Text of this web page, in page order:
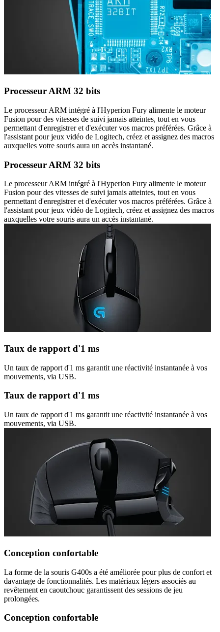
Processeur ARM 32 bits
Le processeur ARM intégré à l'Hyperion Fury alimente le moteur
Fusion pour des vitesses de suivi jamais atteintes, tout en vous
permettant d'enregistrer et d'exécuter vos macros préférées. Grâce à
l'assistant pour jeux vidéo de Logitech, créez et assignez des macros
auxquelles votre souris aura un accès instantané.
Processeur ARM 32 bits
Le processeur ARM intégré à l'Hyperion Fury alimente le moteur
Fusion pour des vitesses de suivi jamais atteintes, tout en vous
permettant d'enregistrer et d'exécuter vos macros préférées. Grâce à
l'assistant pour jeux vidéo de Logitech, créez et assignez des macros
auxquelles votre souris aura un accès instantané.
Taux de rapport d'1 ms
Un taux de rapport d'1 ms garantit une réactivité instantanée à vos
mouvements, via USB.
Taux de rapport d'1 ms
Un taux de rapport d'1 ms garantit une réactivité instantanée à vos
mouvements, via USB.
Conception confortable
La forme de la souris G400s a été améliorée pour plus de confort et
davantage de fonctionnalités. Les matériaux légers associés au
revêtement en caoutchouc garantissent des sessions de jeu
prolongées.
Conception confortable